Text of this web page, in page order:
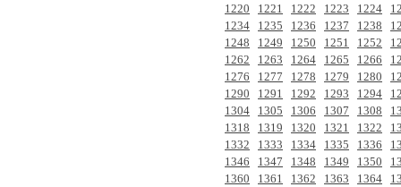
1220
1221 1222 1223 1224
1234
1235 1236 1237 1238
1248
1249 1250 1251 1252
1262
1263 1264 1265 1266
1276
1277 1278 1279 1280
1290
1291 1292 1293 1294
1304
1305 1306 1307 1308
1318
1319 1320 1321 1322
1332
1333 1334 1335 1336
1346
1347 1348 1349 1350
1360
1361 1362 1363 1364